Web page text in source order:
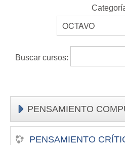
Buscar cursos:
PENSAMIENTO
PENSAMIENTO